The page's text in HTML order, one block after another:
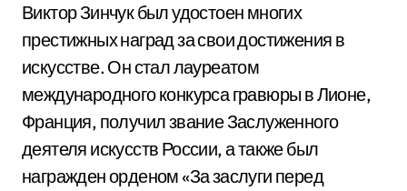
Виктор Зинчук был удостоен многих
престижных наград за свои достижения в
искусстве. Он стал лауреатом
международного конкурса гравюры в Лионе,
Франция, получил звание Заслуженного
деятеля искусств России, а также был
награжден орденом «За заслуги перед